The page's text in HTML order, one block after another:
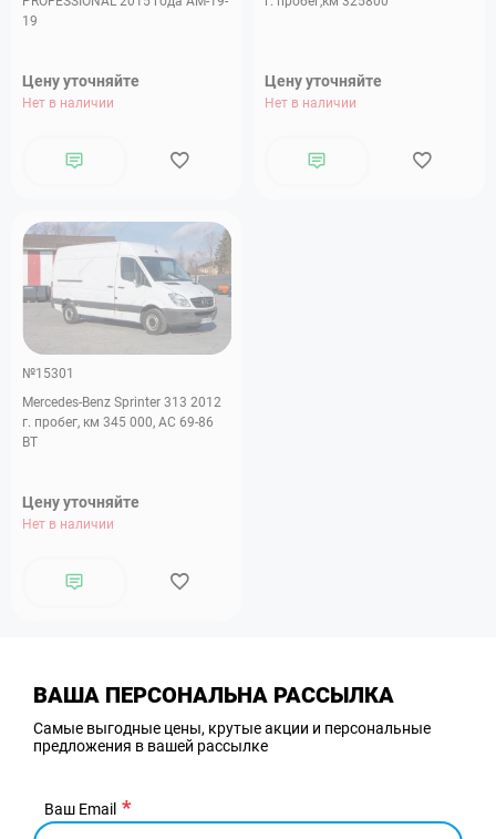
19
Цену уточняйте
Нет в наличии
Цену уточняйте
Нет в наличии
№15301
Mercedes-Benz Sprinter 313 2012
г. пробег, км 345 000, АС 69-86
ВТ
Цену уточняйте
Нет в наличии
ВАША ПЕРСОНАЛЬНА РАССЫЛКА
Самые выгодные цены, крутые акции и персональные
предложения в вашей рассылке
Ваш Email